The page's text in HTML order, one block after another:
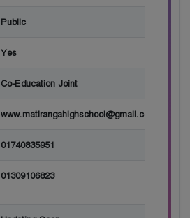
Public
Yes
Co-Education Joint
www.matirangahighschool@gmail.com
01740835951
01309106823